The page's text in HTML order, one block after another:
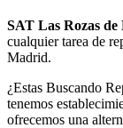
SAT Las Rozas
cualquier tarea de
Madrid.
¿Estas Buscando
tenemos
ofrecemos una